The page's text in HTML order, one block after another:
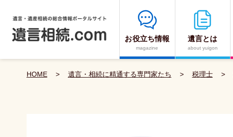
お役立ち情報
magazine
遺言とは
about yuigon
HOME > 遺言・相続に精通する専門家たち > 税理士 >